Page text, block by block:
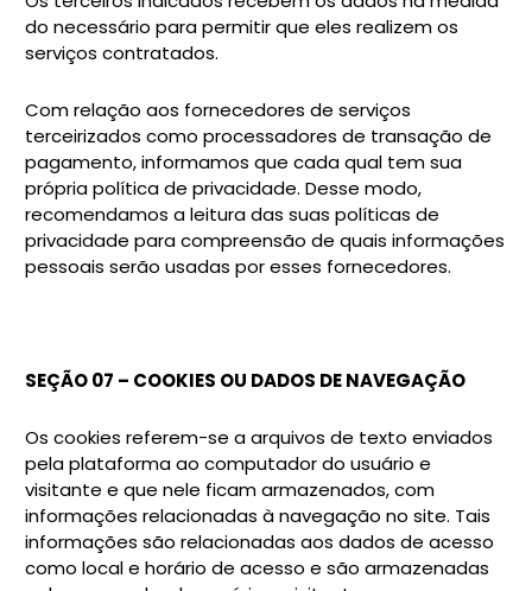
do necessário para permitir que eles realizem os
serviços contratados.
Com relação aos fornecedores de serviços
terceirizados como processadores de transação de
pagamento, informamos que cada qual tem sua
própria política de privacidade. Desse modo,
recomendamos a leitura das suas políticas de
privacidade para compreensão de quais informações
pessoais serão usadas por esses fornecedores.
SEÇÃO 07 – COOKIES OU DADOS DE NAVEGAÇÃO
Os cookies referem-se a arquivos de texto enviados
pela plataforma ao computador do usuário e
visitante e que nele ficam armazenados, com
informações relacionadas à navegação no site. Tais
informações são relacionadas aos dados de acesso
como local e horário de acesso e são armazenadas